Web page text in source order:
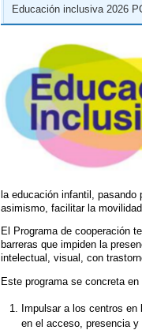
Educación inclusiva 2026
la educación infantil, pasando
asimismo, facilitar la
El Programa de cooperación
barreras que impiden la
intelectual, visual, con
Este programa se concreta
Impulsar a los centros en
en el acceso, presencia